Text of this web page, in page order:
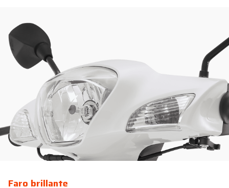
Faro brillante